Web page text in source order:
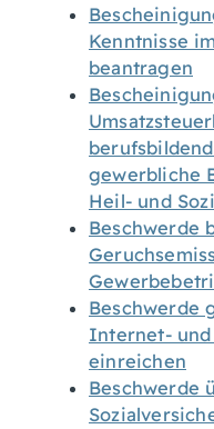
Kenntnisse
beantragen
gewerbliche
Heil- und
Beschwerde
Beschwerde
Internet- und
einreichen
Beschwerde